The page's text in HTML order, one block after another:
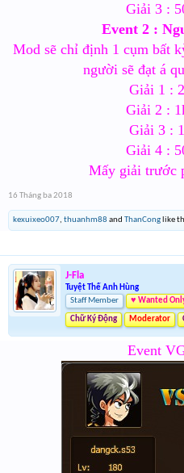
Giải 3 :
Event 2 :
Mod sẽ chỉ định 1 cụm bất
người sẽ đạt á
Giải 1 :
Giải 2 :
Giải 3 :
Giải 4 :
Mấy giải trước
16 Tháng ba 2018
kexuixeo007, thuanhm88 and ThanCong like
J-Fla
Tuyệt Thế Anh Hùng
Staff Member
♥ Wanted
Chữ Ký Động Moderator
Event